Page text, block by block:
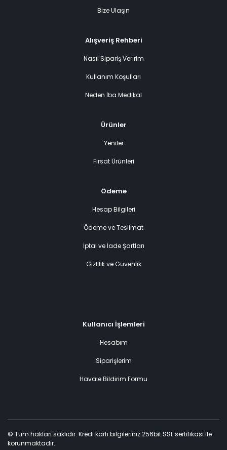
Bize Ulaşın
Alışveriş Rehberi
Nasıl Sipariş Veririm
Kullanım Koşulları
Neden İba Medikal
Ürünler
Yeniler
Fırsat Ürünleri
Ödeme
Hesap Bilgileri
Ödeme ve Teslimat
İptal ve İade Şartları
Gizlilik ve Güvenlik
Kullanıcı İşlemleri
Hesabım
Siparişlerim
Havale Bildirim Formu
© Tüm hakları saklıdır. Kredi kartı bilgileriniz 256bit SSL sertifikası ile
korunmaktadır.